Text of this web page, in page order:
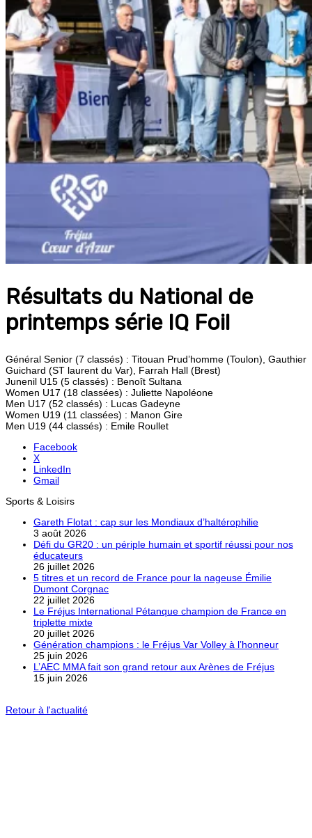
Résultats du National de
printemps série IQ Foil
Général Senior (7 classés) : Titouan Prud’homme (Toulon), Gauthier
Guichard (ST laurent du Var), Farrah Hall (Brest)
Junenil U15 (5 classés) : Benoît Sultana
Women U17 (18 classées) : Juliette Napoléone
Men U17 (52 classés) : Lucas Gadeyne
Women U19 (11 classées) : Manon Gire
Men U19 (44 classés) : Emile Roullet
Facebook
X
LinkedIn
Gmail
Sports & Loisirs
Gareth Flotat : cap sur les Mondiaux d’haltérophilie
3 août 2026
Défi du GR20 : un périple humain et sportif réussi pour nos
éducateurs
26 juillet 2026
5 titres et un record de France pour la nageuse Émilie
Dumont Corgnac
22 juillet 2026
Le Fréjus International Pétanque champion de France en
triplette mixte
20 juillet 2026
Génération champions : le Fréjus Var Volley à l’honneur
25 juin 2026
L’AEC MMA fait son grand retour aux Arènes de Fréjus
15 juin 2026
Retour à l'actualité